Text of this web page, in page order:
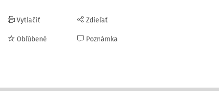
Vytlačiť
Obľúbené
Zdieľať
Poznámka